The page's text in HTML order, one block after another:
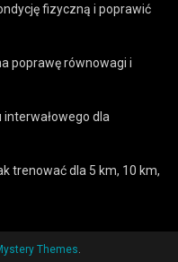
fizyczną i poprawić
poprawę równowagi i
dla
trenować dla 5 km, 10 km,
Themes.